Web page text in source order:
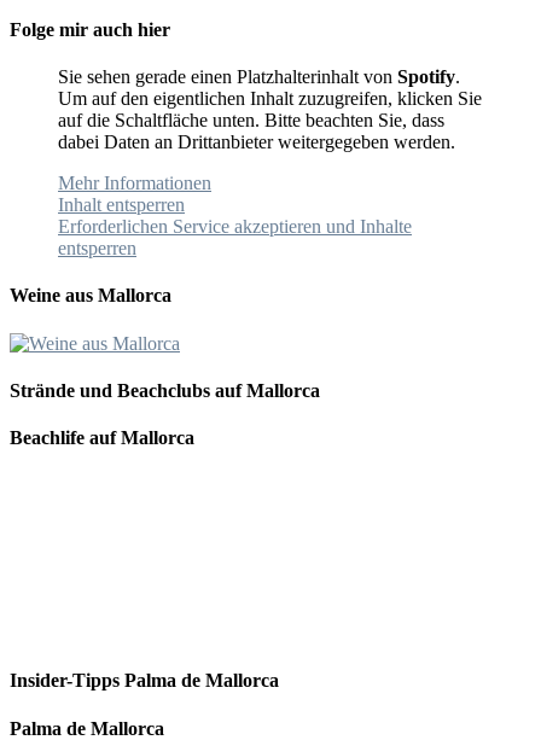
Folge mir auch hier
Sie sehen gerade einen Platzhalterinhalt von Spotify.
Um auf den eigentlichen Inhalt zuzugreifen, klicken Sie
auf die Schaltfläche unten. Bitte beachten Sie, dass
dabei Daten an Drittanbieter weitergegeben werden.
Mehr Informationen
Inhalt entsperren
Erforderlichen Service akzeptieren und Inhalte
entsperren
Weine aus Mallorca
Strände und Beachclubs auf Mallorca
Beachlife auf Mallorca
Insider-Tipps Palma de Mallorca
Palma de Mallorca